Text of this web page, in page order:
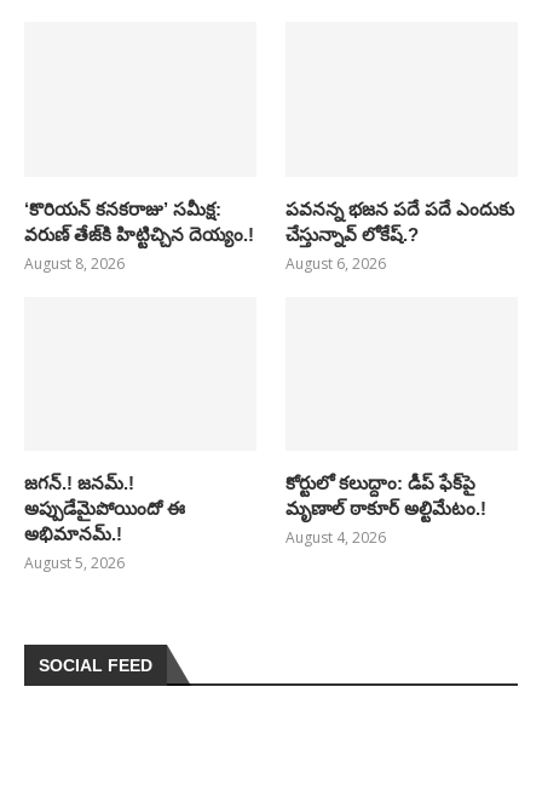
‘కొరియన్ కనకరాజు’ సమీక్ష:
వరుణ్ తేజ్‌కి హిట్టిచ్చిన దెయ్యం.!
August 8, 2026
పవనన్న భజన పదే పదే ఎందుకు
చేస్తున్నావ్ లోకేష్.?
August 6, 2026
జగన్.! జనమ్.!
అప్పుడేమైపోయిందో ఈ
అభిమానమ్.!
August 5, 2026
కోర్టులో కలుద్దాం: డీప్ ఫేక్‌పై
మృణాల్ ఠాకూర్ అల్టిమేటం.!
August 4, 2026
SOCIAL FEED